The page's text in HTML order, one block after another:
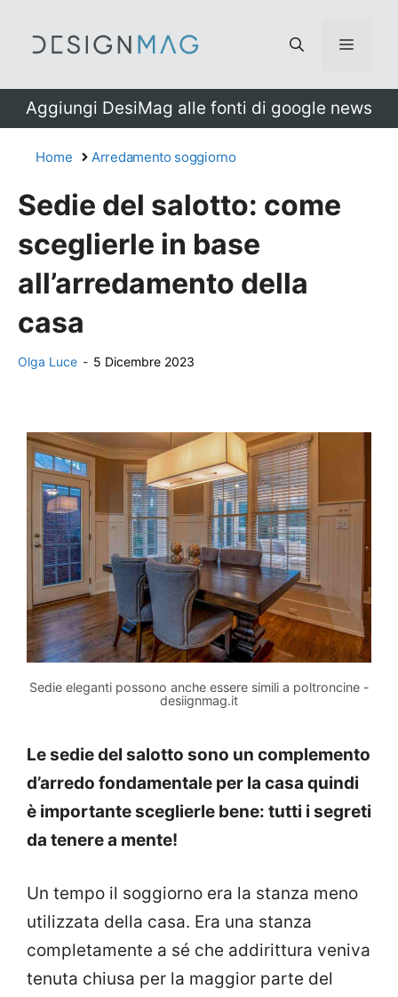
Menu
Aggiungi DesiMag alle fonti di google news
Home Arredamento soggiorno
Sedie del salotto: come
sceglierle in base
all’arredamento della
casa
Olga Luce - 5 Dicembre 2023
Sedie eleganti possono anche essere simili a poltroncine -
desiignmag.it
Le sedie del salotto sono un complemento
d’arredo fondamentale per la casa quindi
è importante sceglierle bene: tutti i segreti
da tenere a mente!
Un tempo il soggiorno era la stanza meno
utilizzata della casa. Era una stanza
completamente a sé che addirittura veniva
tenuta chiusa per la maggior parte del